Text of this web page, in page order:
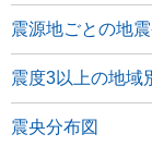
震源地ごとの地
震度3以上の地域
震央分布図